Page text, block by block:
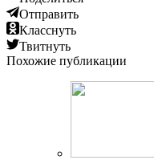
Отправить
Класснуть
Твитнуть
Похожие публикации